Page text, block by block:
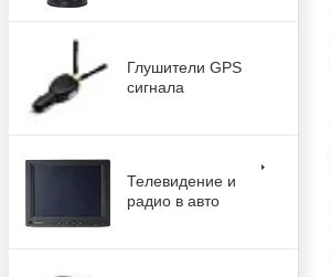
Глушители GPS
сигнала
Телевидение и
радио в авто